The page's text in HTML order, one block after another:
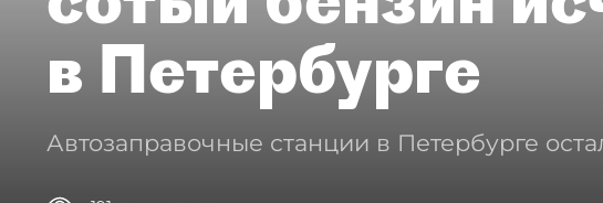
в Петербурге
Автозаправочные станции в Петербурге